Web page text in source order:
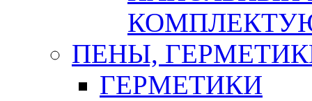
ПЕНЫ,
ГЕРМЕТИКИ